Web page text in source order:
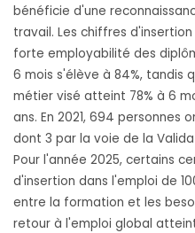
bénéficie d'une
travail. Les chiffres
forte employabilité des
6 mois s'élève à 84%, tandis
métier visé atteint 78% à 6
ans. En 2021, 694
dont 3 par la voie de la
Pour l'année 2025, certains
d'insertion dans l'emploi de
entre la formation et les
retour à l'emploi global